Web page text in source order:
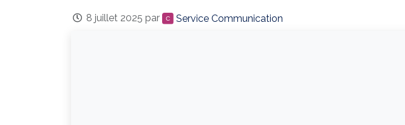
8 juillet 2025 par Service Communication